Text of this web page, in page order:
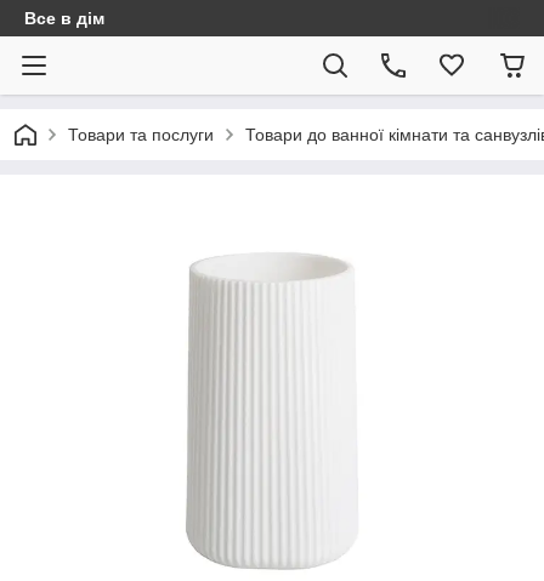
Все в дім
Товари та послуги Товари до ванної кімнати та